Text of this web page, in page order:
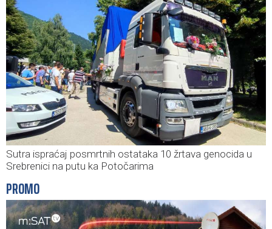
Sutra ispraćaj posmrtnih ostataka 10 žrtava genocida u
Srebrenici na putu ka Potočarima
PROMO